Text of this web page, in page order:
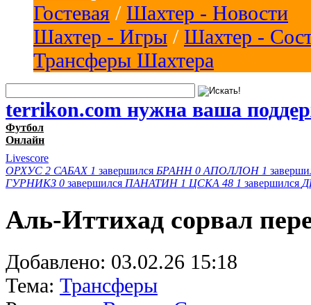
Гостевая / Шахтер - Новости
Шахтер - Игры / Шахтер -
Трансферы Шахтера
terrikon.com нужна ваша
Футбол
Онлайн
Livescore
ОРХУС 2 САБАХ 1 завершился БРАНН 0 АПОЛЛОН 1
ГУРНИКЗ 0 завершился ПАНАТИН 1 ЦСКА 48 1 завершился
Аль-Иттихад сорвал
Добавлено: 03.02.26 15:18
Тема: Трансферы